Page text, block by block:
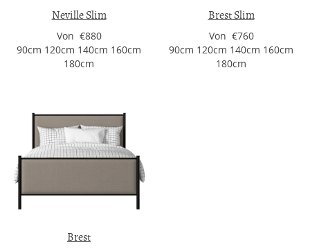
Neville Slim
Von €880
90cm 120cm 140cm 160cm
180cm
Brest Slim
Von €760
90cm 120cm 140cm 160cm
180cm
Brest